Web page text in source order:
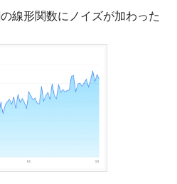
の線形関数にノイズが加わった